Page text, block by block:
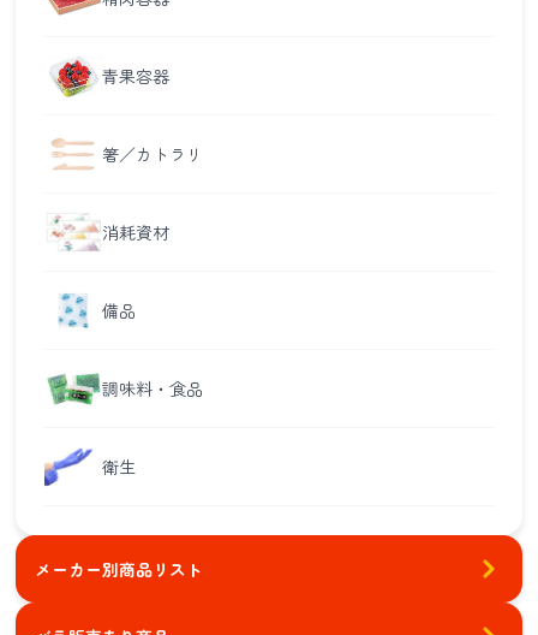
青果容器
箸／カトラリ
消耗資材
備品
調味料・食品
衛生
メーカー別商品リスト